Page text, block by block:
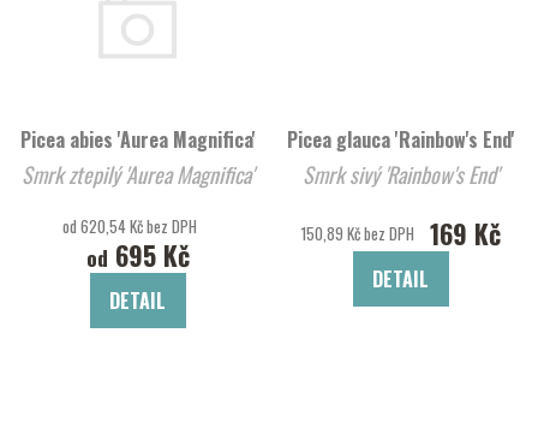
Picea abies 'Aurea Magnifica'
Smrk ztepilý 'Aurea Magnifica'
od 620,54 Kč bez DPH
od 695 Kč
DETAIL
Picea glauca 'Rainbow's End'
Smrk sivý 'Rainbow's End'
150,89 Kč bez DPH 169 Kč
DETAIL